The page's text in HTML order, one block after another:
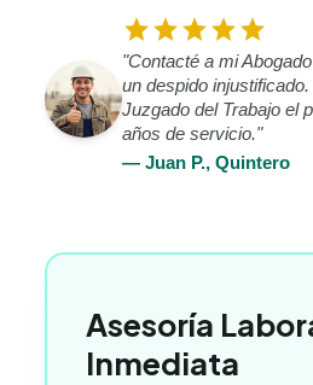
starstarstarstarstar
"Contacté a mi
un despido
Juzgado del Trabajo el
años de servicio."
— Juan P., Quintero
Asesoría
Inmediata